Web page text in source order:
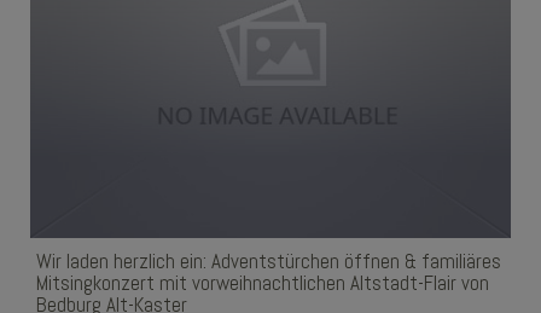
Wir laden herzlich ein: Adventstürchen öffnen & familiäres
Mitsingkonzert mit vorweihnachtlichen Altstadt-Flair von
Bedburg Alt-Kaster